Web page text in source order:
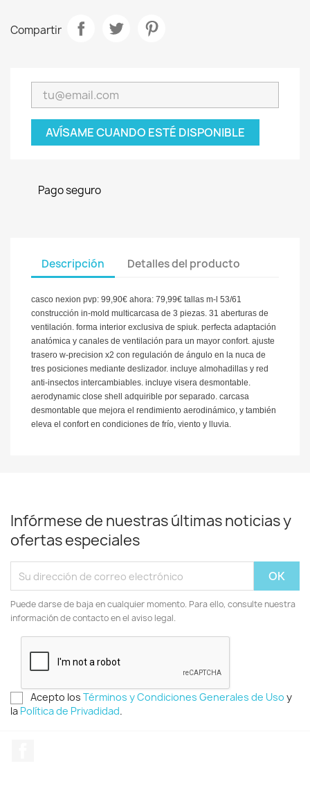
Compartir
AVÍSAME CUANDO ESTÉ DISPONIBLE
Pago seguro
Descripción Detalles del producto
casco nexion pvp: 99,90€ ahora: 79,99€ tallas m-l 53/61
construcción in-mold multicarcasa de 3 piezas. 31 aberturas de
ventilación. forma interior exclusiva de spiuk. perfecta adaptación
anatómica y canales de ventilación para un mayor confort. ajuste
trasero w-precision x2 con regulación de ángulo en la nuca de
tres posiciones mediante deslizador. incluye almohadillas y red
anti-insectos intercambiables. incluye visera desmontable.
aerodynamic close shell adquirible por separado. carcasa
desmontable que mejora el rendimiento aerodinámico, y también
eleva el confort en condiciones de frío, viento y lluvia.
Infórmese de nuestras últimas noticias y
ofertas especiales
Puede darse de baja en cualquier momento. Para ello, consulte nuestra
información de contacto en el aviso legal.
Acepto los Términos y Condiciones Generales de Uso y
la Política de Privadidad.